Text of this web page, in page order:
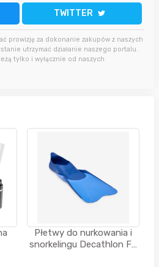
TWITTER
prowizję za dokonanie zakupów z naszych
utrzymać działanie naszego portalu.
tylko i wyłącznie od naszych
Płetwy do nurkowania i
snorkelingu Decathlon FF